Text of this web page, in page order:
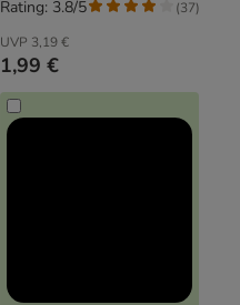
UVP 3,19 €
1,99 €
Rating: 3.8/5 (37)